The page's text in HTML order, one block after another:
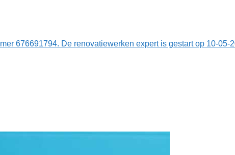
676691794. De renovatiewerken expert is gestart op 10-05-